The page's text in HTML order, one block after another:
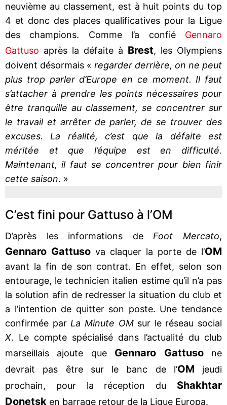
neuvième au classement, est à huit points du top
4 et donc des places qualificatives pour la Ligue
des champions. Comme l’a confié Gennaro
Gattuso après la défaite à Brest, les Olympiens
doivent désormais « regarder derrière, on ne peut
plus trop parler d’Europe en ce moment. Il faut
s’attacher à prendre les points nécessaires pour
être tranquille au classement, se concentrer sur
le travail et arrêter de parler, de se trouver des
excuses. La réalité, c’est que la défaite est
méritée et que l’équipe est en difficulté.
Maintenant, il faut se concentrer pour bien finir
cette saison. »
C’est fini pour Gattuso à l’OM
D’après les informations de Foot Mercato,
Gennaro Gattuso va claquer la porte de l’OM
avant la fin de son contrat. En effet, selon son
entourage, le technicien italien estime qu’il n’a pas
la solution afin de redresser la situation du club et
a l’intention de quitter son poste. Une tendance
confirmée par La Minute OMsur le réseau social
X. Le compte spécialisé dans l’actualité du club
marseillais ajoute que Gennaro Gattusone
devrait pas être sur le banc de l’OM jeudi
prochain, pour la réception du
Shakhtar
Donetsk en barrage retour de la Ligue Europa.